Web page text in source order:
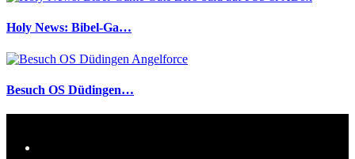
Holy News: Bibel-Ga…
Besuch OS Düdingen…